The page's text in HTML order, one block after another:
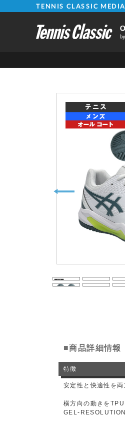
TENNIS CLASSIC
■商品詳細情報
特徴
安定性と快適性を両
横方向の動きを
GEL-